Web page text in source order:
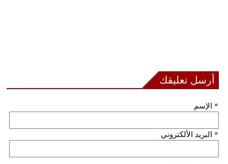
سيارات
أرسل تعليقك
الإسم *
البريد الألكتروني *